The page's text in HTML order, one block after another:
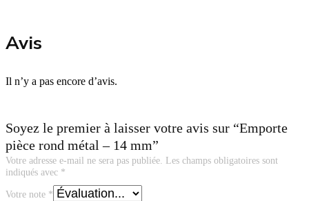
Avis
Il n’y a pas encore d’avis.
Soyez le premier à laisser votre avis sur “Emporte
pièce rond métal – 14 mm”
Votre adresse e-mail ne sera pas publiée. Les champs obligatoires sont
indiqués avec *
Votre note *